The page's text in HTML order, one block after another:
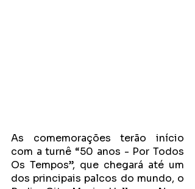
As comemorações terão início
com a turnê “50 anos - Por Todos
Os Tempos”, que chegará até um
dos principais palcos do mundo, o